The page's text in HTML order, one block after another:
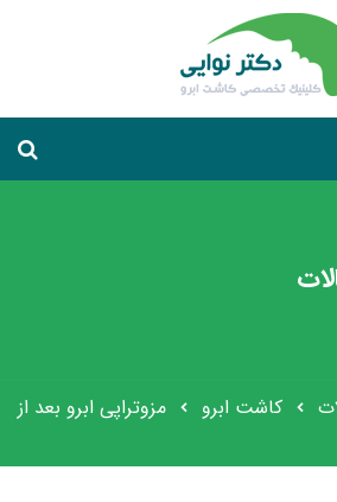
کاشت ابرو
مزوتراپی ابرو بعد از